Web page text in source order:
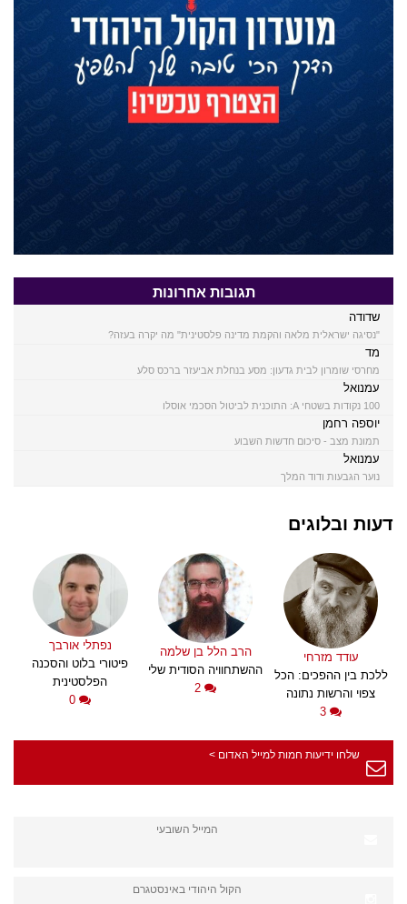
תגובות אחרונות
שדודה
"נסיגה ישראלית מלאה והקמת מדינה פלסטינית" מה יקרה בעזה?
מד
מחרסי שומרון לבית גדעון: מסע בנחלת אביעזר ברכס סלע
עמנואל
100 נקודות בשטחי A: התוכנית לביטול הסכמי אוסלו
יוספה רחמן
תמונת מצב - סיכום חדשות השבוע
עמנואל
נוער הגבעות ודוד המלך
דעות ובלוגים
עודד מזרחי
ללכת בין ההפכים: הכל
צפוי והרשות נתונה
3
הרב הלל בן שלמה
ההשתחוויה הסודית שלי
2
נפתלי אורבך
פיטורי בלוט והסכנה
הפלסטינית
0
שלחו ידיעות חמות למייל האדום >
המייל השובעי
הקול היהודי באינסטגרם